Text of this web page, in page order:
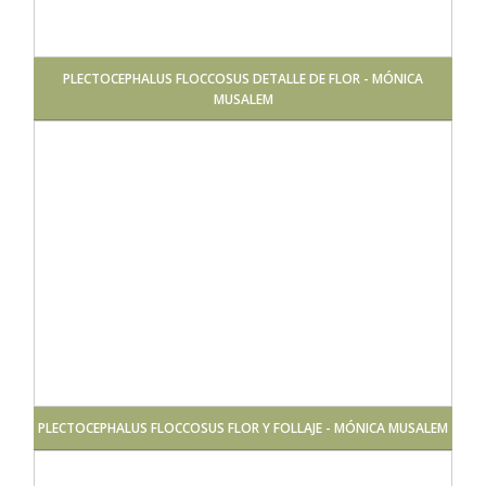
PLECTOCEPHALUS FLOCCOSUS DETALLE DE FLOR - MÓNICA
MUSALEM
PLECTOCEPHALUS FLOCCOSUS FLOR Y FOLLAJE - MÓNICA MUSALEM